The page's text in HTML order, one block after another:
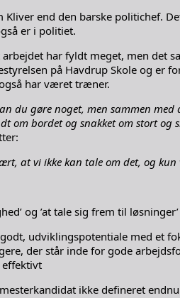
Kliver end den barske politichef.
er i politiet.
har fyldt meget, men det
på Havdrup Skole og er
har været træner.
du gøre noget, men sammen
bordet og snakket om stort og
at vi ikke kan tale om det, og
og ’at tale sig frem til
udviklingspotentiale med et
der står inde for gode
effektivt
ikke defineret